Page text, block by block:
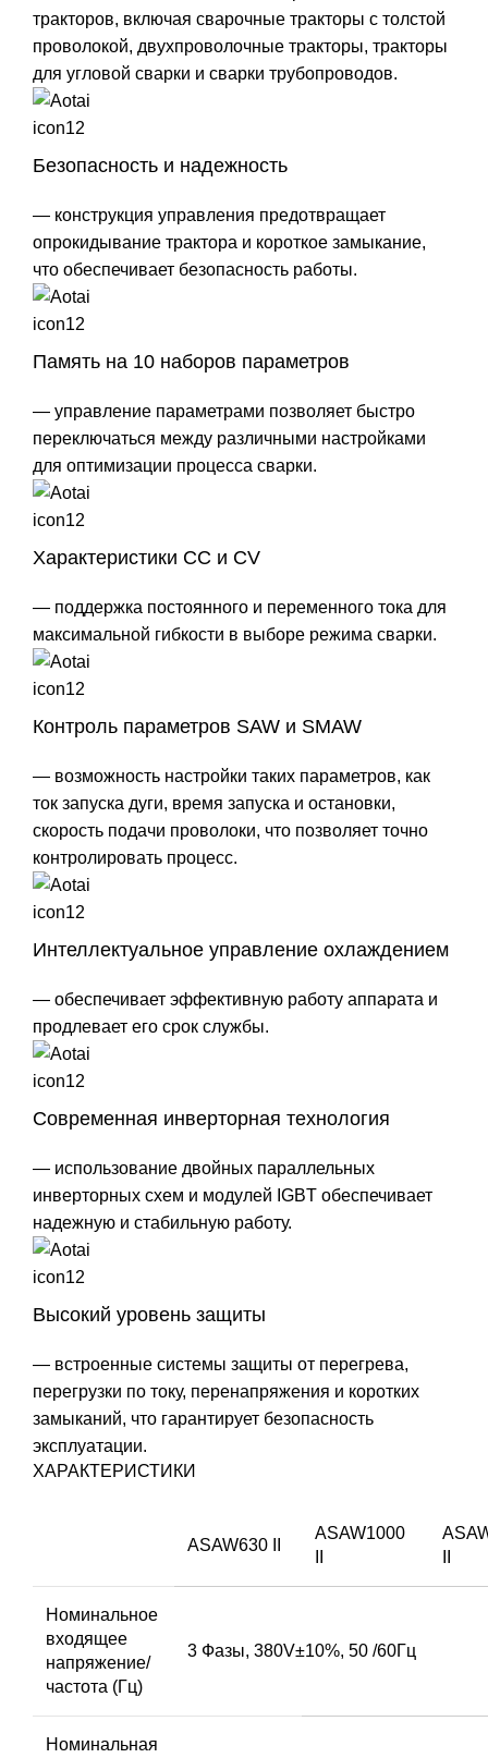
тракторов, включая сварочные тракторы с толстой
проволокой, двухпроволочные тракторы, тракторы
для угловой сварки и сварки трубопроводов.
Безопасность и надежность
— конструкция управления предотвращает
опрокидывание трактора и короткое замыкание,
что обеспечивает безопасность работы.
Память на 10 наборов параметров
— управление параметрами позволяет быстро
переключаться между различными настройками
для оптимизации процесса сварки.
Характеристики CC и CV
— поддержка постоянного и переменного тока для
максимальной гибкости в выборе режима сварки.
Контроль параметров SAW и SMAW
— возможность настройки таких параметров, как
ток запуска дуги, время запуска и остановки,
скорость подачи проволоки, что позволяет точно
контролировать процесс.
Интеллектуальное управление охлаждением
— обеспечивает эффективную работу аппарата и
продлевает его срок службы.
Современная инверторная технология
— использование двойных параллельных
инверторных схем и модулей IGBT обеспечивает
надежную и стабильную работу.
Высокий уровень защиты
— встроенные системы защиты от перегрева,
перегрузки по току, перенапряжения и коротких
замыканий, что гарантирует безопасность
эксплуатации.
ХАРАКТЕРИСТИКИ
ASAW630 II
ASAW1000
Номинальное
входящее
напряжение/
частота (Гц)
3 Фазы, 380V±10%, 50 /60Гц
Номинальная